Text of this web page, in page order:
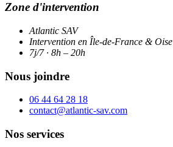
Zone d'intervention
Atlantic SAV
Intervention en Île-de-France & Oise
7j/7 · 8h – 20h
Nous joindre
06 44 64 28 18
contact@atlantic-sav.com
Nos services